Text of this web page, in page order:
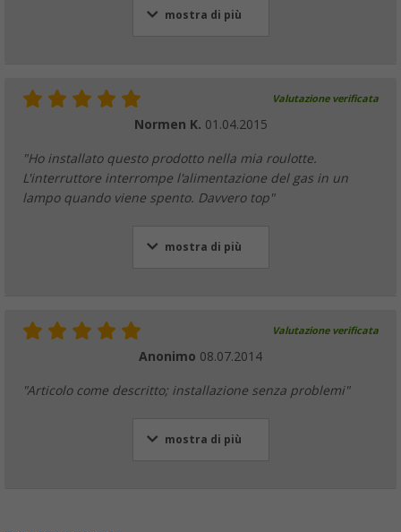
mostra di più
Valutazione verificata
Normen K. 01.04.2015
"Ho installato questo prodotto nella mia roulotte.
L'interruttore interrompe l'alimentazione del gas in un
lampo quando viene spento. Davvero top"
mostra di più
Valutazione verificata
Anonimo 08.07.2014
"Articolo come descritto; installazione senza problemi"
mostra di più